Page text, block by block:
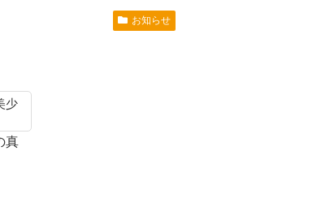
お知らせ
少
真